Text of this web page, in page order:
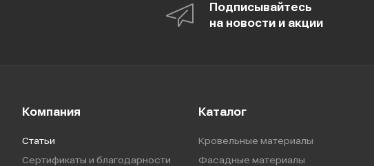
Подписывайтесь
на новости и акции
Компания
Статьи
Сертификаты и благодарности
Каталог
Кровельные материалы
Фасадные материалы